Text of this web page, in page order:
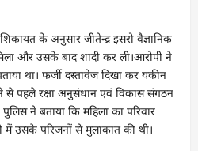
के अनुसार जीतेन्द्र इसरो वैज्ञानिक
और उसके बाद शादी कर ली।आरोपी ने
था। फर्जी दस्तावेज दिखा कर यकीन
से पहले रक्षा अनुसंधान एवं विकास संगठन
ने बताया कि महिला का परिवार
में उसके परिजनों से मुलाकात की थी।